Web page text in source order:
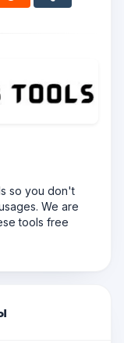
so you don't
We are
tools free